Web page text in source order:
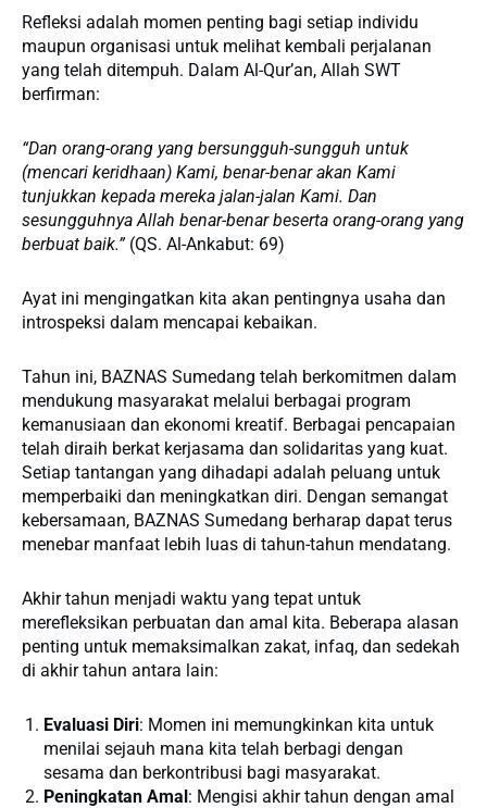
Refleksi adalah momen penting bagi setiap individu
maupun organisasi untuk melihat kembali perjalanan
yang telah ditempuh. Dalam Al-Qur’an, Allah SWT
berfirman:
“Dan orang-orang yang bersungguh-sungguh untuk
(mencari keridhaan) Kami, benar-benar akan Kami
tunjukkan kepada mereka jalan-jalan Kami. Dan
sesungguhnya Allah benar-benar beserta orang-orang yang
berbuat baik.”(QS. Al-Ankabut: 69)
Ayat ini mengingatkan kita akan pentingnya usaha dan
introspeksi dalam mencapai kebaikan.
Tahun ini, BAZNAS Sumedang telah berkomitmen dalam
mendukung masyarakat melalui berbagai program
kemanusiaan dan ekonomi kreatif. Berbagai pencapaian
telah diraih berkat kerjasama dan solidaritas yang kuat.
Setiap tantangan yang dihadapi adalah peluang untuk
memperbaiki dan meningkatkan diri. Dengan semangat
kebersamaan, BAZNAS Sumedang berharap dapat terus
menebar manfaat lebih luas di tahun-tahun mendatang.
Akhir tahun menjadi waktu yang tepat untuk
merefleksikan perbuatan dan amal kita. Beberapa alasan
penting untuk memaksimalkan zakat, infaq, dan sedekah
di akhir tahun antara lain:
Evaluasi Diri: Momen ini memungkinkan kita untuk
menilai sejauh mana kita telah berbagi dengan
sesama dan berkontribusi bagi masyarakat.
Peningkatan Amal: Mengisi akhir tahun dengan amal